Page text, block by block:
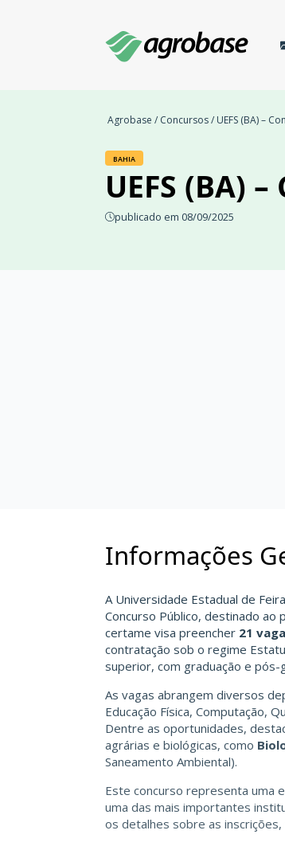
Agrobase / Concursos/ UEFS (BA) –
BAHIA
UEFS (BA)
publicado em 08/09/2025
Informações
A Universidade Estadual de
Concurso Público, destinado
certame visa preencher 21
contratação sob o regime
superior, com graduação e
As vagas abrangem diversos
Educação Física, Computação,
Dentre as oportunidades,
agrárias e biológicas, como
Saneamento Ambiental).
Este concurso representa uma
uma das mais importantes
os detalhes sobre as